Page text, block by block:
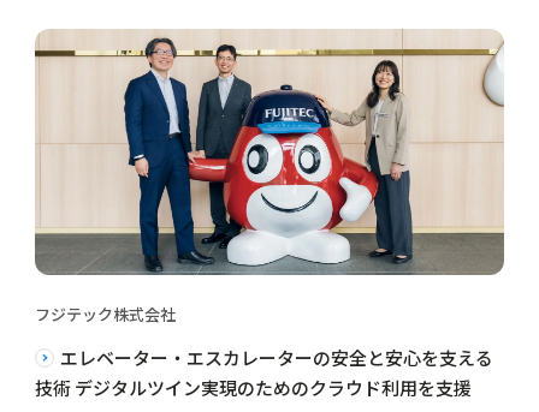
フジテック株式会社
エレベーター・エスカレーターの安全と安心を支える
技術 デジタルツイン実現のためのクラウド利用を支援